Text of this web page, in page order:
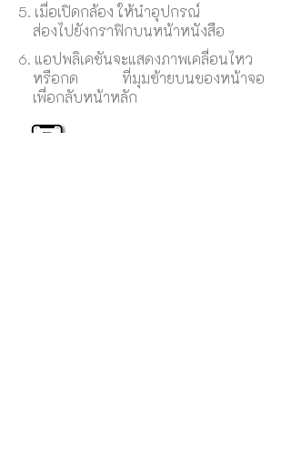
5. เมื่อเปิดกล้อง ให้นำอุปกรณ์
ส่องไปยังกราฟิกบนหน้าหนังสือ
6. แอปพลิเคชันจะแสดงภาพเคลื่อนไหว
หรือกด ที่มุมซ้ายบนของหน้าจอ
เพื่อกลับหน้าหลัก